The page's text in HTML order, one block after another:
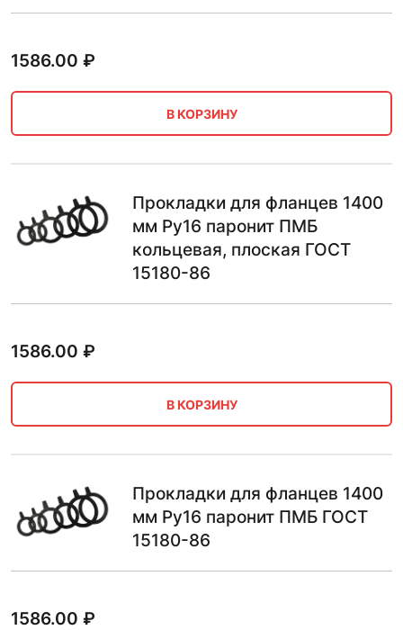
1586.00 ₽
В КОРЗИНУ
Прокладки для фланцев 1400
мм Ру16 паронит ПМБ
кольцевая, плоская ГОСТ
15180-86
1586.00 ₽
В КОРЗИНУ
Прокладки для фланцев 1400
мм Ру16 паронит ПМБ ГОСТ
15180-86
1586.00 ₽